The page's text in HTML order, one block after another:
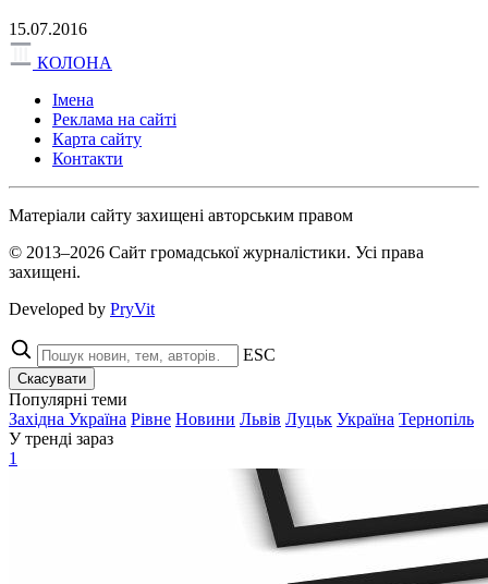
15.07.2016
КОЛОНА
Імена
Реклама на сайті
Карта сайту
Контакти
Матеріали сайту захищені авторським правом
© 2013–2026 Сайт громадської журналістики. Усі права
захищені.
Developed by PryVit
ESC
Скасувати
Популярні теми
Західна Україна Рівне Новини Львів Луцьк Україна Тернопіль
У тренді зараз
1